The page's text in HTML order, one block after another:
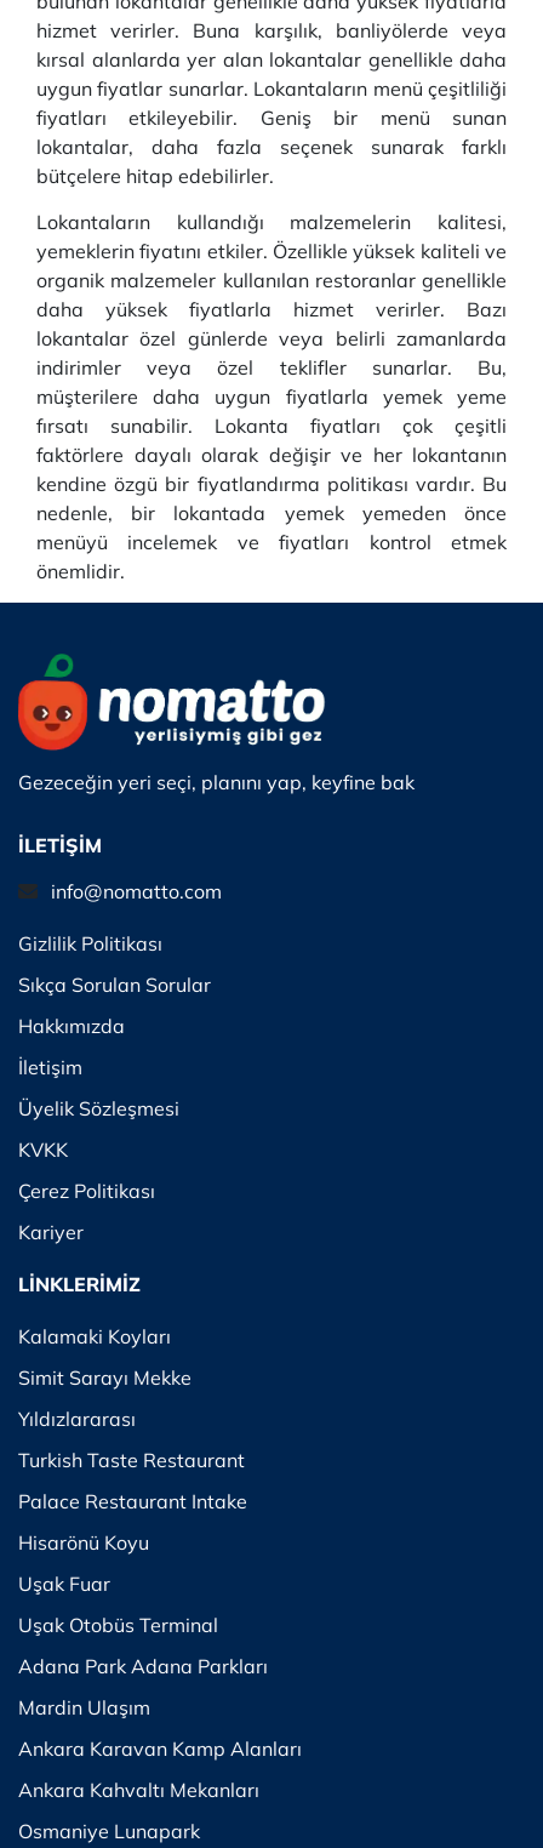
hizmet verirler. Buna karşılık, banliyölerde veya
kırsal alanlarda yer alan lokantalar genellikle daha
uygun fiyatlar sunarlar. Lokantaların menü çeşitliliği
fiyatları etkileyebilir. Geniş bir menü sunan
lokantalar, daha fazla seçenek sunarak farklı
bütçelere hitap edebilirler.
Lokantaların kullandığı malzemelerin kalitesi,
yemeklerin fiyatını etkiler. Özellikle yüksek kaliteli ve
organik malzemeler kullanılan restoranlar genellikle
daha yüksek fiyatlarla hizmet verirler. Bazı
lokantalar özel günlerde veya belirli zamanlarda
indirimler veya özel teklifler sunarlar. Bu,
müşterilere daha uygun fiyatlarla yemek yeme
fırsatı sunabilir. Lokanta fiyatları çok çeşitli
faktörlere dayalı olarak değişir ve her lokantanın
kendine özgü bir fiyatlandırma politikası vardır. Bu
nedenle, bir lokantada yemek yemeden önce
menüyü incelemek ve fiyatları kontrol etmek
önemlidir.
Gezeceğin yeri seçi, planını yap, keyfine bak
İLETİŞİM
info@nomatto.com
Gizlilik Politikası
Sıkça Sorulan Sorular
Hakkımızda
İletişim
Üyelik Sözleşmesi
KVKK
Çerez Politikası
Kariyer
LİNKLERİMİZ
Kalamaki Koyları
Simit Sarayı Mekke
Yıldızlararası
Turkish Taste Restaurant
Palace Restaurant Intake
Hisarönü Koyu
Uşak Fuar
Uşak Otobüs Terminal
Adana Park Adana Parkları
Mardin Ulaşım
Ankara Karavan Kamp Alanları
Ankara Kahvaltı Mekanları
Osmaniye Lunapark